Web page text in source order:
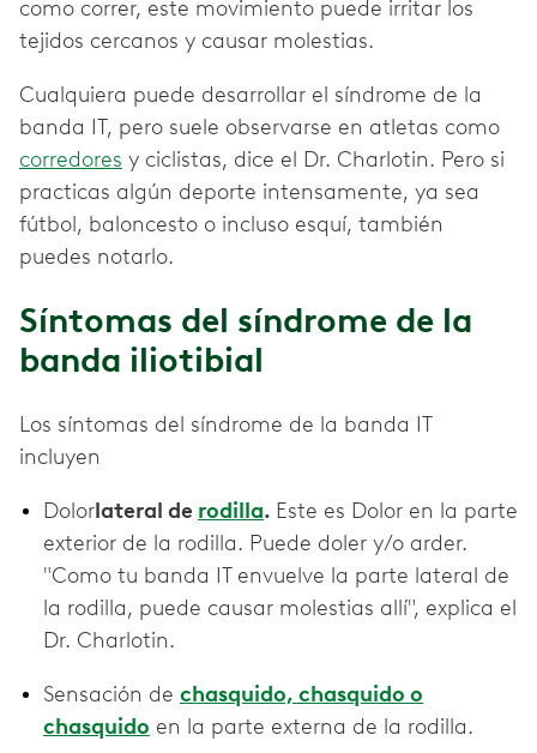
como correr, este movimiento puede irritar los
tejidos cercanos y causar molestias.
Cualquiera puede desarrollar el síndrome de la
banda IT, pero suele observarse en atletas como
corredores y ciclistas, dice el Dr. Charlotin. Pero si
practicas algún deporte intensamente, ya sea
fútbol, baloncesto o incluso esquí, también
puedes notarlo.
Síntomas del síndrome de la
banda iliotibial
Los síntomas del síndrome de la banda IT
incluyen
Dolorlateral de rodilla. Este es Dolor en la parte
exterior de la rodilla. Puede doler y/o arder.
"Como tu banda IT envuelve la parte lateral de
la rodilla, puede causar molestias allí", explica el
Dr. Charlotin.
Sensación de chasquido, chasquido o
chasquido en la parte externa de la rodilla.